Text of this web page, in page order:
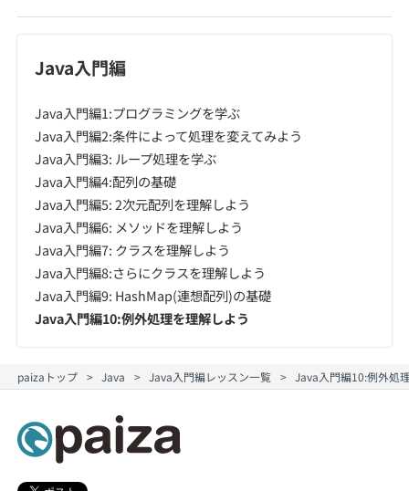
Java入門編
Java入門編1:プログラミングを学ぶ
Java入門編2:条件によって処理を変えてみよう
Java入門編3: ループ処理を学ぶ
Java入門編4:配列の基礎
Java入門編5: 2次元配列を理解しよう
Java入門編6: メソッドを理解しよう
Java入門編7: クラスを理解しよう
Java入門編8:さらにクラスを理解しよう
Java入門編9: HashMap(連想配列)の基礎
Java入門編10:例外処理を理解しよう
paizaトップ Java Java入門編レッスン一覧 Java入門編10:例外処